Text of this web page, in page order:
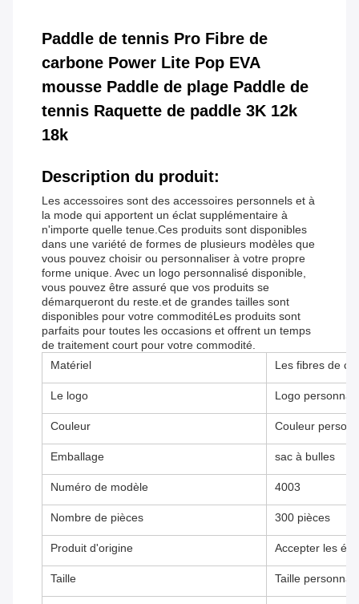
Paddle de tennis Pro Fibre de
carbone Power Lite Pop EVA
mousse Paddle de plage Paddle de
tennis Raquette de paddle 3K 12k
18k
Description du produit:
Les accessoires sont des accessoires personnels et à
la mode qui apportent un éclat supplémentaire à
n'importe quelle tenue.Ces produits sont disponibles
dans une variété de formes de plusieurs modèles que
vous pouvez choisir ou personnaliser à votre propre
forme unique. Avec un logo personnalisé disponible,
vous pouvez être assuré que vos produits se
démarqueront du reste.et de grandes tailles sont
disponibles pour votre commoditéLes produits sont
parfaits pour toutes les occasions et offrent un temps
de traitement court pour votre commodité.
Matériel
Les fibres de
Le logo Logo
Couleur Couleur
Emballage sac à bulles
Numéro de modèle 4003
Nombre de pièces 300 pièces
Produit d'origine Accepter les
Taille Taille